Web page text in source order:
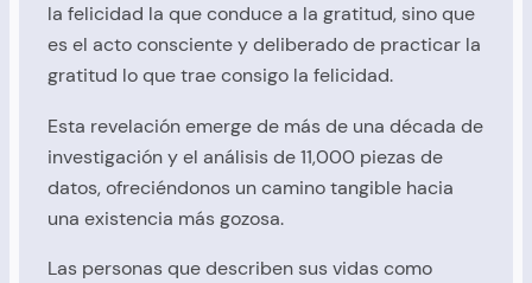
la felicidad la que conduce a la gratitud, sino que
es el acto consciente y deliberado de practicar la
gratitud lo que trae consigo la felicidad.
Esta revelación emerge de más de una década de
investigación y el análisis de 11,000 piezas de
datos, ofreciéndonos un camino tangible hacia
una existencia más gozosa.
Las personas que describen sus vidas como